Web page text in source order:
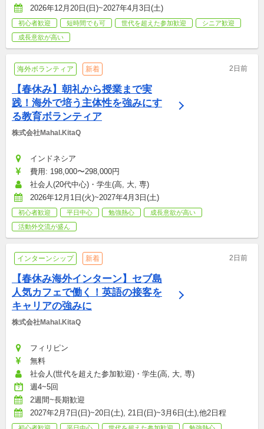
2026年12月20日(日)~2027年4月3日(土)
初心者歓迎 短時間でも可 世代を超えた参加歓迎
シニア歓迎
成長意欲が高い
海外ボランティア 新着 2日前
【春休み】朝礼から授業まで実
践！海外で培う主体性を強みにす
る教育ボランティア
株式会社Mahal.KitaQ
インドネシア
費用: 198,000〜298,000円
社会人(20代中心)・学生(高, 大, 専)
2026年12月1日(火)~2027年4月3日(土)
初心者歓迎 平日中心 勉強熱心
成長意欲が高い
活動外交流が盛ん
インターンシップ 新着 2日前
【春休み海外インターン】セブ島
人気カフェで働く！英語の接客を
キャリアの強みに
株式会社Mahal.KitaQ
フィリピン
無料
社会人(世代を超えた参加歓迎)・学生(高, 大, 専)
週4~5回
2週間~長期歓迎
2027年2月7日(日)~20日(土), 21日(日)~3月6日(土),他2日程
初心者歓迎 平日中心 世代を超えた参加歓迎 勉強熱心